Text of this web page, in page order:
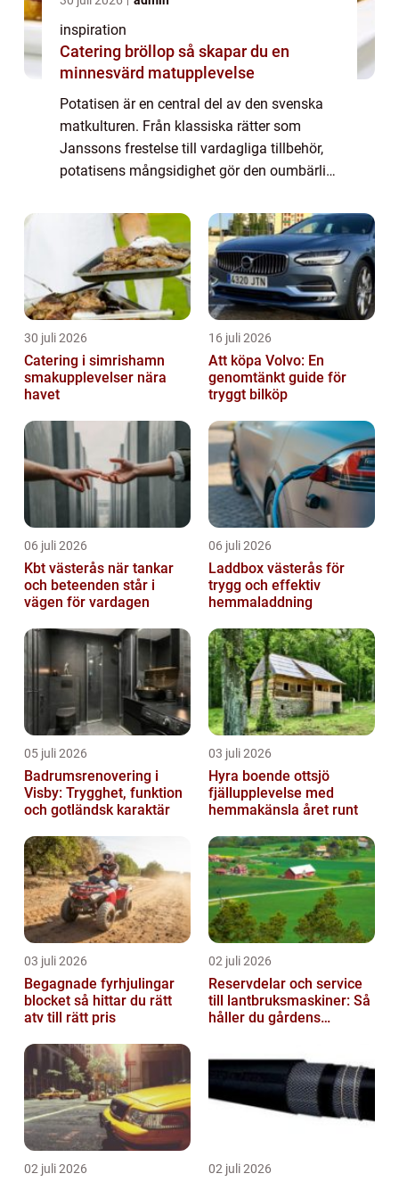
inspiration
Catering bröllop så skapar du en
minnesvärd matupplevelse
Potatisen är en central del av den svenska
matkulturen. Från klassiska rätter som
Janssons frestelse till vardagliga tillbehör,
potatisens mångsidighet gör den oumbärlig
30 juli 2026
Catering i simrishamn
smakupplevelser nära
havet
16 juli 2026
Att köpa Volvo: En
genomtänkt guide för
tryggt bilköp
06 juli 2026
Kbt västerås när tankar
och beteenden står i
vägen för vardagen
06 juli 2026
Laddbox västerås för
trygg och effektiv
hemmaladdning
05 juli 2026
Badrumsrenovering i
Visby: Trygghet, funktion
och gotländsk karaktär
03 juli 2026
Hyra boende ottsjö
fjällupplevelse med
hemmakänsla året runt
03 juli 2026
Begagnade fyrhjulingar
blocket så hittar du rätt
atv till rätt pris
02 juli 2026
Reservdelar och service
till lantbruksmaskiner: Så
håller du gårdens
02 juli 2026 02 juli 2026